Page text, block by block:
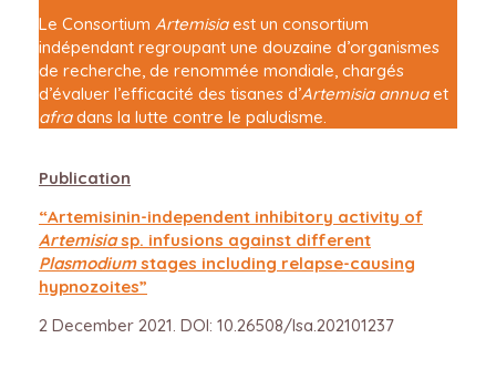
Le Consortium Artemisiaest un consortium
indépendant regroupant une douzaine d’organismes
de recherche, de renommée mondiale, chargés
d’évaluer l’efficacité des tisanes d’Artemisia annuaet
afradans la lutte contre le paludisme.
Publication
“Artemisinin-independent inhibitory activity of
Artemisiasp. infusions against different
Plasmodiumstages including relapse-causing
hypnozoites”
2 December 2021. DOI: 10.26508/lsa.202101237